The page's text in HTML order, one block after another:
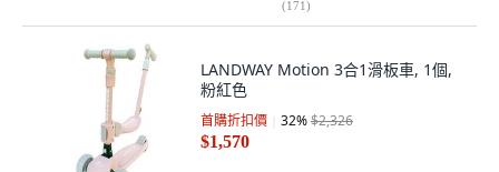
(171)
LANDWAY Motion 3合1滑板車, 1個,
粉紅色
首購折扣價 32%$2,326
$1,570